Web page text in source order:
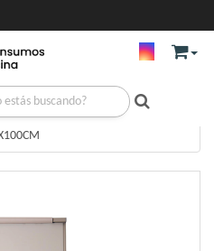
/PIZARRAS Y ROTAFOLIOS